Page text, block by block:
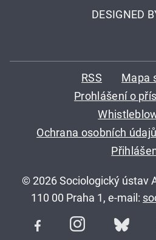
DESIGNED
RSS
Mapa
Prohlášení o
Ochrana osobních údajů
© 2026 Sociologický ústav
110 00 Praha 1, e-mail: